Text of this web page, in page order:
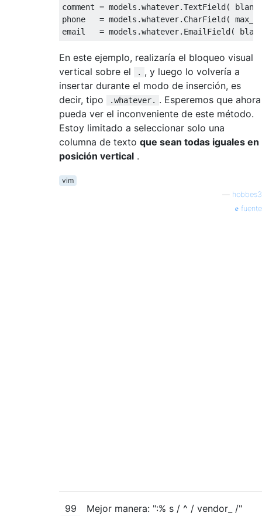
comment = models.whatever.TextField(
phone   = models.whatever.CharField(
En este ejemplo, realizaría el bloqueo visual
vertical sobre el
. , y luego lo volvería a
insertar durante el modo de inserción, es
decir, tipo
.whatever. . Esperemos que ahora
pueda ver el inconveniente de este método.
Estoy limitado a seleccionar solo una
columna de texto que sean todas iguales en
posición vertical .
vim
hobbes3
fuente
99 Mejor manera: ":% s / ^ / vendor_ /"